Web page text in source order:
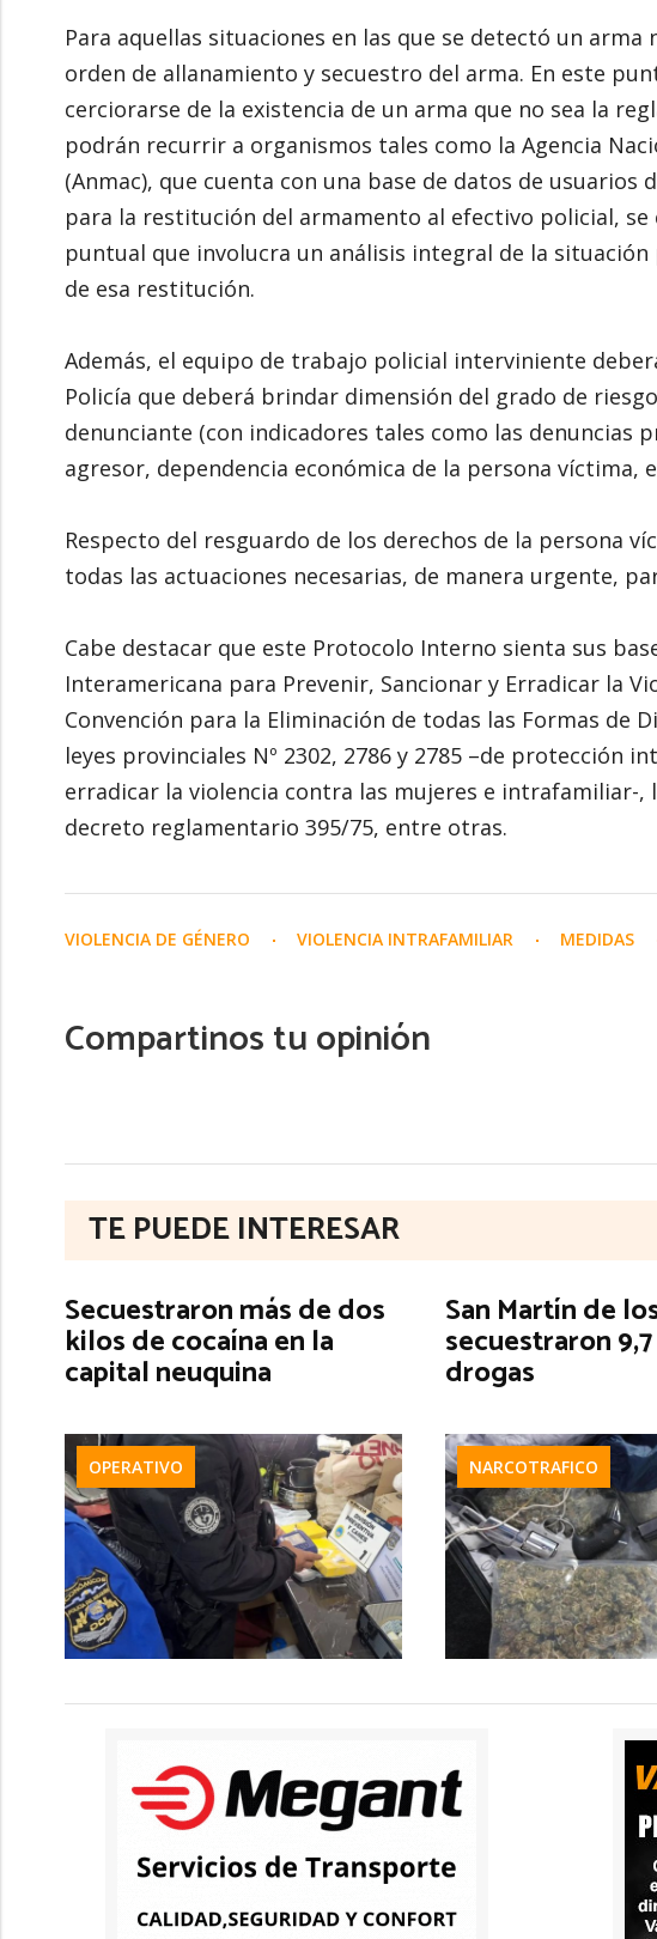
Para aquellas situaciones en las que se detectó un
orden de allanamiento y secuestro del arma. En este
cerciorarse de la existencia de un arma que no sea la
podrán recurrir a organismos tales como la Agencia
(Anmac), que cuenta con una base de datos de usuarios
para la restitución del armamento al efectivo policial,
puntual que involucra un análisis integral de la
de esa restitución.
Además, el equipo de trabajo policial interviniente
Policía que deberá brindar dimensión del grado de
denunciante (con indicadores tales como las denuncias
agresor, dependencia económica de la persona víctima,
Respecto del resguardo de los derechos de la persona
todas las actuaciones necesarias, de manera urgente,
Cabe destacar que este Protocolo Interno sienta sus
Interamericana para Prevenir, Sancionar y Erradicar la
Convención para la Eliminación de todas las Formas de
leyes provinciales Nº 2302, 2786 y 2785 –de protección
erradicar la violencia contra las mujeres e intrafamiliar-,
decreto reglamentario 395/75, entre otras.
VIOLENCIA DE GÉNERO VIOLENCIA INTRAFAMILIAR MEDIDAS
Compartinos tu opinión
TE PUEDE INTERESAR
Secuestraron más de dos
kilos de cocaína en la
capital neuquina
OPERATIVO
San Martín de
secuestraron
drogas
NARCOTRAFICO